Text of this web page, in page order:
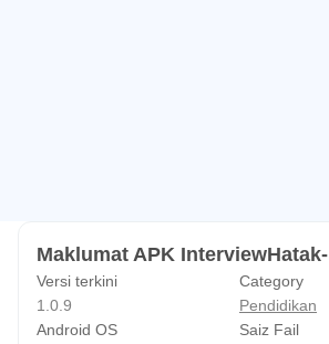
Versi terkini
1.0.9
Category
Pendidikan
Android OS
Saiz Fail